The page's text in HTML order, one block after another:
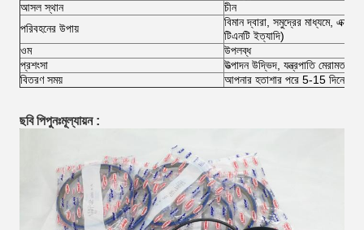
আসল স্থান
চীন
পরিবহনের উপায়
বিমান দ্বারা, সমুদ্রের মাধ্যমে,
টিএনটি ইত্যাদি)
ওম
উপলব্ধ
প্রশংসা
উত্পাদন উদ্ভিদ, যন্ত্রপাতি মেরামত
বিতরণ সময়
আপনার হতাশার পরে 5-15 দিনের
ছবি পিপুনঃমূল্যায়ন :